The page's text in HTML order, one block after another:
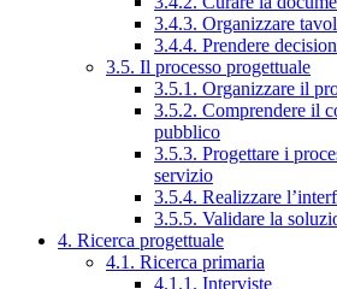
3.4.3. Organizzare
3.4.4. Prendere
3.5. Il processo progettuale
3.5.1. Organizzare il
3.5.2. Comprendere il
pubblico
3.5.3. Progettare i
servizio
3.5.4. Realizzare
3.5.5. Validare la
4. Ricerca progettuale
4.1. Ricerca primaria
4.1.1. Interviste